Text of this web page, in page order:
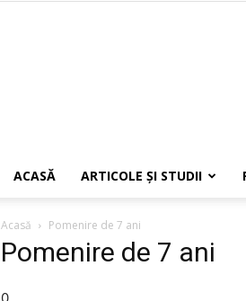
ACASĂ ARTICOLE ŞI STUDII
Acasă Pomenire de 7 ani
Pomenire de 7 ani